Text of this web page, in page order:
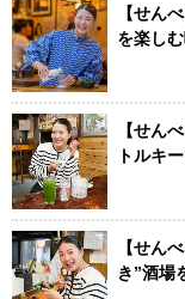
【せん
を楽し
【せん
トルキ
【せん
き”酒場